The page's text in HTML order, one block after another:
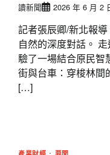
讀新聞 2026 年 6 月 2
記者張辰卿/新北報
自然的深度對話。
驗了一場結合原民智
街與台車：穿梭林間
[…]
產業財經 要聞